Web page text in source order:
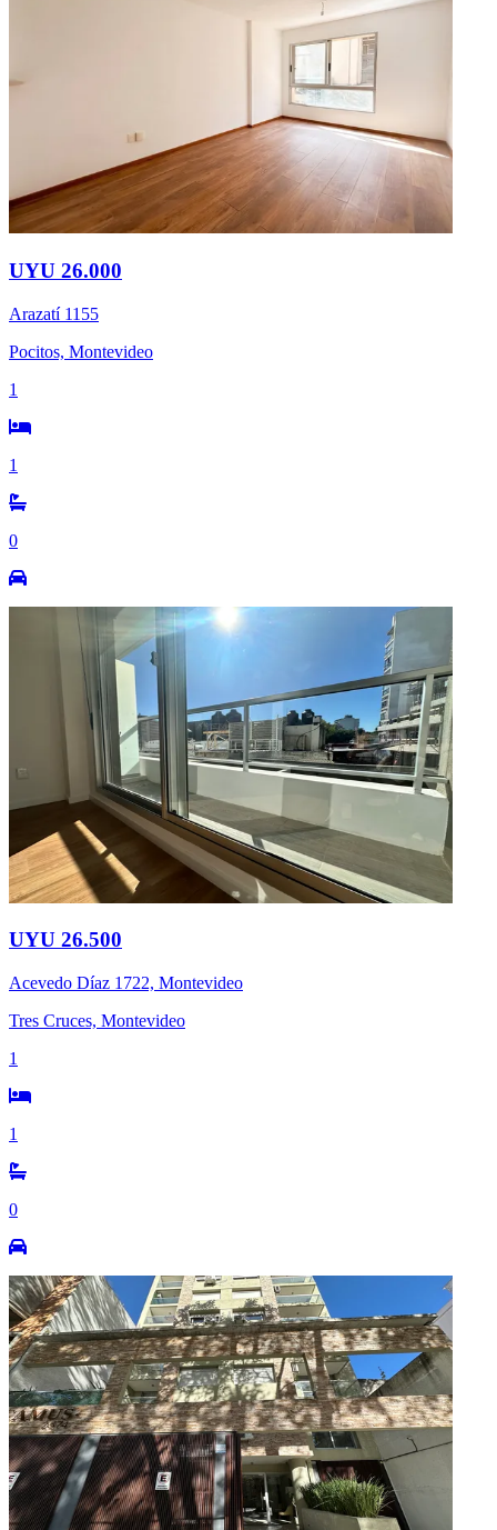
UYU 26.000
Arazatí 1155
Pocitos, Montevideo
1
1
0
UYU 26.500
Acevedo Díaz 1722, Montevideo
Tres Cruces, Montevideo
1
1
0